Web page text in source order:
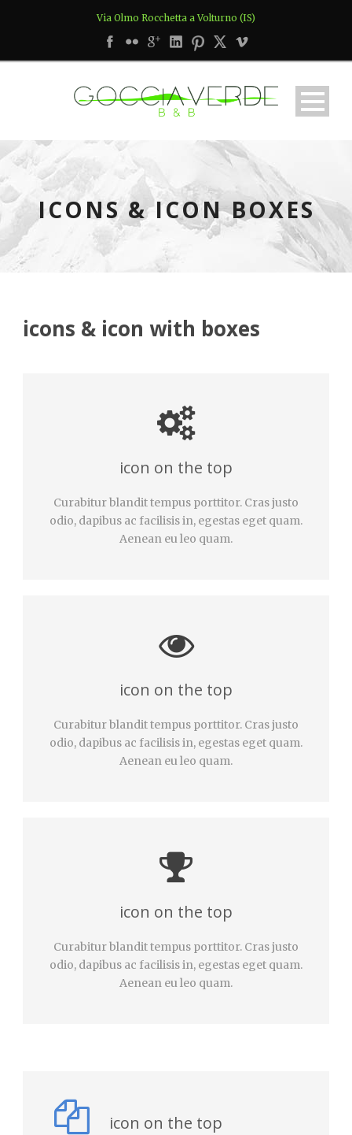
Via Olmo Rocchetta a Volturno (IS)
ICONS & ICON BOXES
icons & icon with boxes
icon on the top
Curabitur blandit tempus porttitor. Cras justo
odio, dapibus ac facilisis in, egestas eget quam.
Aenean eu leo quam.
icon on the top
Curabitur blandit tempus porttitor. Cras justo
odio, dapibus ac facilisis in, egestas eget quam.
Aenean eu leo quam.
icon on the top
Curabitur blandit tempus porttitor. Cras justo
odio, dapibus ac facilisis in, egestas eget quam.
Aenean eu leo quam.
icon on the top